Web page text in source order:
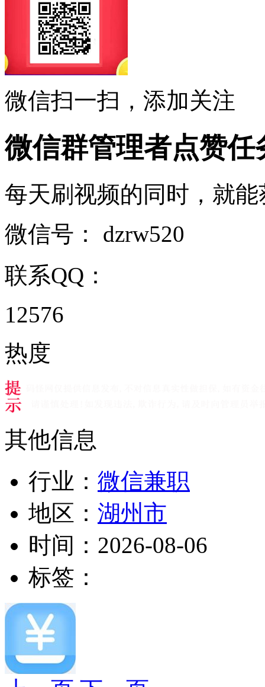
微信扫一扫，添加关注
微信群管理者点赞任
每天刷视频的同时，就
微信号： dzrw520
联系QQ：
12576
热度
其他信息
行业： 微信兼职
地区： 湖州市
时间： 2026-08-06
标签：